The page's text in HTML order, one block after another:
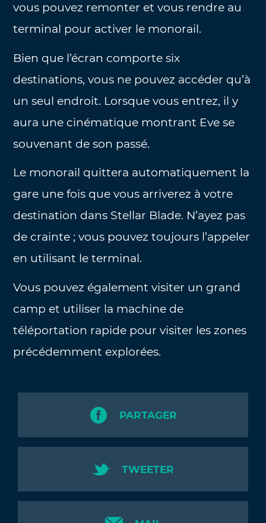
vous pouvez remonter et vous rendre au
terminal pour activer le monorail.
Bien que l’écran comporte six
destinations, vous ne pouvez accéder qu’à
un seul endroit. Lorsque vous entrez, il y
aura une cinématique montrant Eve se
souvenant de son passé.
Le monorail quittera automatiquement la
gare une fois que vous arriverez à votre
destination dans Stellar Blade. N’ayez pas
de crainte ; vous pouvez toujours l’appeler
en utilisant le terminal.
Vous pouvez également visiter un grand
camp et utiliser la machine de
téléportation rapide pour visiter les zones
précédemment explorées.
PARTAGER
TWEETER